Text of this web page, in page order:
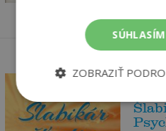
ZOBRAZIŤ